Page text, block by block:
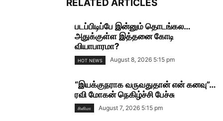
RELATED ARTICLES
படப்பிடிப்பே இன்னும் தொடங்கல…
அதுக்குள்ள இத்தனை கோடி
வியாபாரமா?
HOT NEWS August 8, 2026 5:15 pm
“இயக்குநராக வருவதுதான் என் கனவு”…
ரவி மோகன் நெகிழ்ச்சி பேச்சு
சினிமா August 7, 2026 5:15 pm